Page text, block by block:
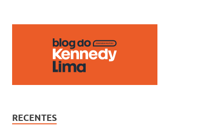
o A
p
p
Li
n
k
dI
n
RECENTES